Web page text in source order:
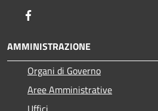
AMMINISTRAZIONE
Organi di Governo
Aree Amministrative